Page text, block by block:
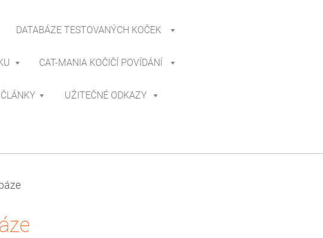
DATABÁZE TESTOVANÝCH KOČEK
CAT-MANIA KOČIČÍ POVÍDÁNÍ
ČLÁNKY UŽITEČNÉ ODKAZY